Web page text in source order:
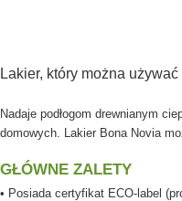
Lakier, który można
Nadaje podłogom drewnianym
domowych. Lakier Bona Novia
GŁÓWNE ZALETY
• Posiada certyfikat ECO-label (